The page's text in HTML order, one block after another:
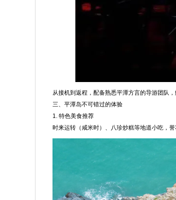
从接机到返程，配备熟悉平潭方言的导游团队
三、平潭岛不可错过的体验
1. 特色美食推荐
时来运转（咸米时）、八珍炒糕等地道小吃，